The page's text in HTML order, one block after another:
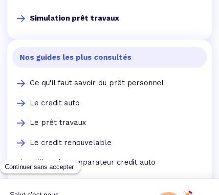
Simulation prêt travaux
Nos guides les plus consultés
Ce qu'il faut savoir du prêt personnel
Le credit auto
Le prêt travaux
Le credit renouvelable
Utilisez le comparateur credit auto